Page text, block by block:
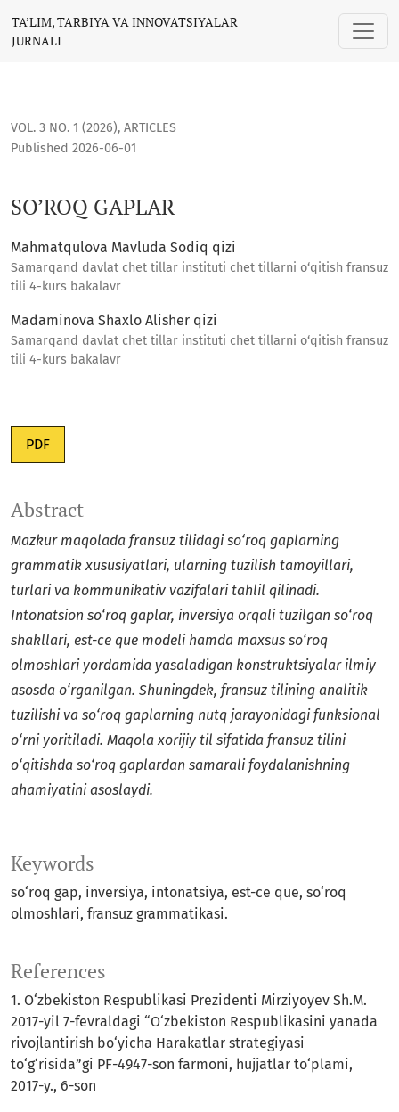
TA’LIM, TARBIYA VA INNOVATSIYALAR
JURNALI
VOL. 3 NO. 1 (2026), ARTICLES
SO’ROQ GAPLAR
Published 2026-06-01
Mahmatqulova Mavluda Sodiq qizi
Samarqand davlat chet tillar instituti chet tillarni o‘qitish fransuz
tili 4-kurs bakalavr
Madaminova Shaxlo Alisher qizi
Samarqand davlat chet tillar instituti chet tillarni o‘qitish fransuz
tili 4-kurs bakalavr
PDF
Keywords
so‘roq gap, inversiya, intonatsiya, est-ce que, so‘roq
olmoshlari, fransuz grammatikasi.
Abstract
Mazkur maqolada fransuz tilidagi so‘roq gaplarning
grammatik xususiyatlari, ularning tuzilish tamoyillari,
turlari va kommunikativ vazifalari tahlil qilinadi.
Intonatsion so‘roq gaplar, inversiya orqali tuzilgan so‘roq
shakllari, est-ce que modeli hamda maxsus so‘roq
olmoshlari yordamida yasaladigan konstruktsiyalar ilmiy
asosda o‘rganilgan. Shuningdek, fransuz tilining analitik
tuzilishi va so‘roq gaplarning nutq jarayonidagi funksional
o‘rni yoritiladi. Maqola xorijiy til sifatida fransuz tilini
o‘qitishda so‘roq gaplardan samarali foydalanishning
ahamiyatini asoslaydi.
References
1. O‘zbekistоn Respublikаsi Prezidenti Mirziyoyev Sh.M.
2017-yil 7-fevrаldаgi “O‘zbekistоn Respublikаsini yаnаdа
rivоjlаntirish bо‘yichа Hаrаkаtlаr strаtegiyаsi
tо‘g‘risidа”gi PF-4947-sоn fаrmоni, hujjаtlаr tо‘plаmi,
2017-y., 6-sоn